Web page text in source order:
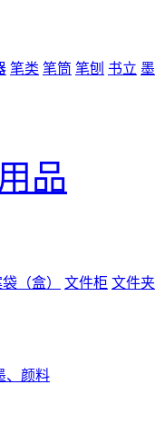
笔类 笔筒 笔刨 书立
品
（盒） 文件柜 文件
、颜料